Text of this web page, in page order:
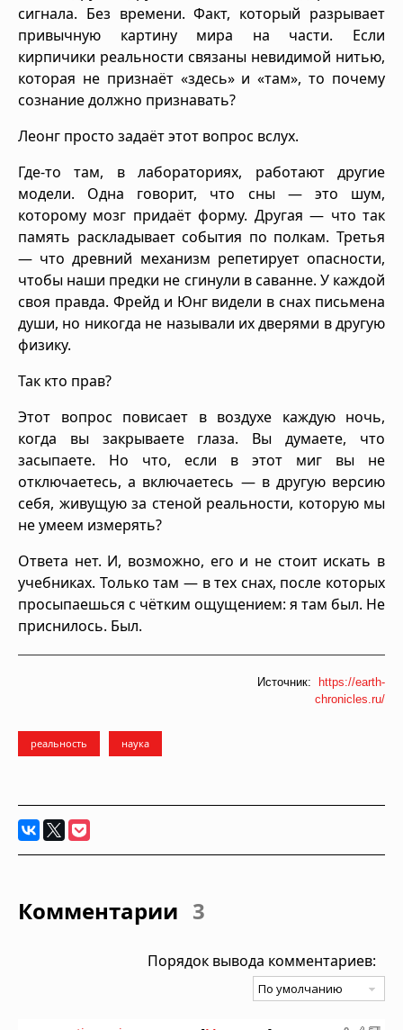
сигнала. Без времени. Факт, который разрывает
привычную картину мира на части. Если
кирпичики реальности связаны невидимой нитью,
которая не признаёт «здесь» и «там», то почему
сознание должно признавать?
Леонг просто задаёт этот вопрос вслух.
Где-то там, в лабораториях, работают другие
модели. Одна говорит, что сны — это шум,
которому мозг придаёт форму. Другая — что так
память раскладывает события по полкам. Третья
— что древний механизм репетирует опасности,
чтобы наши предки не сгинули в саванне. У каждой
своя правда. Фрейд и Юнг видели в снах письмена
души, но никогда не называли их дверями в другую
физику.
Так кто прав?
Этот вопрос повисает в воздухе каждую ночь,
когда вы закрываете глаза. Вы думаете, что
засыпаете. Но что, если в этот миг вы не
отключаетесь, а включаетесь — в другую версию
себя, живущую за стеной реальности, которую мы
не умеем измерять?
Ответа нет. И, возможно, его и не стоит искать в
учебниках. Только там — в тех снах, после которых
просыпаешься с чётким ощущением: я там был. Не
приснилось. Был.
Источник:
https://earth-
chronicles.ru/
реальность наука
Комментарии 3
Порядок вывода комментариев: